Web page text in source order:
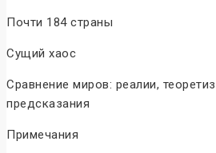
Почти 184 страны
Сущий хаос
Сравнение миров: реалии,
предсказания
Примечания